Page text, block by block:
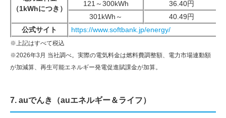
（1kWhにつき）
121～300kWh
36.40円
301kWh～
40.49円
公式サイト
https://www.softbank.jp/energy/
※上記はすべて税込
※2026年3月 当社調べ。実際の電気料金は燃料費調整額、電力市場連動額
が加減算、再生可能エネルギー発電促進賦課金が加算。
7. auでんき（auエネルギー＆ライフ）